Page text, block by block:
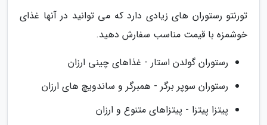
تورنتو رستوران های زیادی دارد که می توانید در آنها غذای
خوشمزه با قیمت مناسب سفارش دهید.
رستوران گولدن استار - غذاهای چینی ارزان
رستوران سوپر برگر - همبرگر و ساندویچ های ارزان
پیتزا پیتزا - پیتزاهای متنوع و ارزان